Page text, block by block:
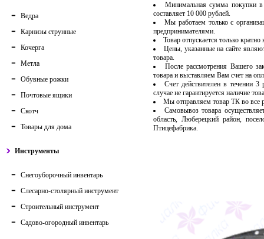
Ведра
Карнизы струнные
Кочерга
Метла
Обувные рожки
Почтовые ящики
Скотч
Товары для дома
Инструменты
Снегоуборочный инвентарь
Слесарно-столярный инструмент
Строительный инструмент
Садово-огородный инвентарь
Минимальная сумма покупки в
составляет 10 000 рублей.
Мы работаем только с
предпринимателями.
Товар отпускается только
Цены, указанные на сайте
товара.
После рассмотрения Вашего
товара и выставляем Вам счет на
Счет действителен в течении
случае не гарантируется наличие
Мы отправляем товар ТК во
Самовывоз товара
область, Люберецкий район,
Птицефабрика.